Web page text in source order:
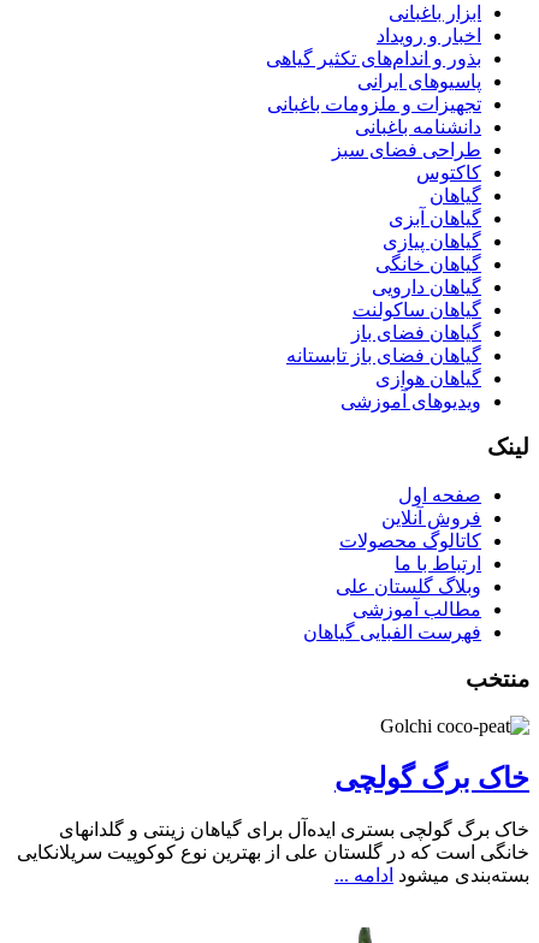
ابزار باغبانی
اخبار و رویداد
بذور و اندام‌های تکثیر گیاهی
پاسیوهای ایرانی
تجهیزات و ملزومات باغبانی
دانشنامه باغبانی
طراحی فضای سبز
کاکتوس
گیاهان
گیاهان آبزی
گیاهان پیازی
گیاهان خانگی
گیاهان دارویی
گیاهان ساکولنت
گیاهان فضای باز
گیاهان فضای باز تابستانه
گیاهان هوازی
ویدیوهای آموزشی
لینک
صفحه اول
فروش آنلاین
کاتالوگ محصولات
ارتباط با ما
وبلاگ گلستان علی
مطالب آموزشی
فهرست الفبایی گیاهان
منتخب
خاک برگ گولچی
خاک برگ گولچی بستری ایده‌آل برای گیاهان زینتی و گلدانهای
خانگی است که در گلستان علی از بهترین نوع کوکوپیت سریلانکایی
بسته‌بندی میشود ادامه ...